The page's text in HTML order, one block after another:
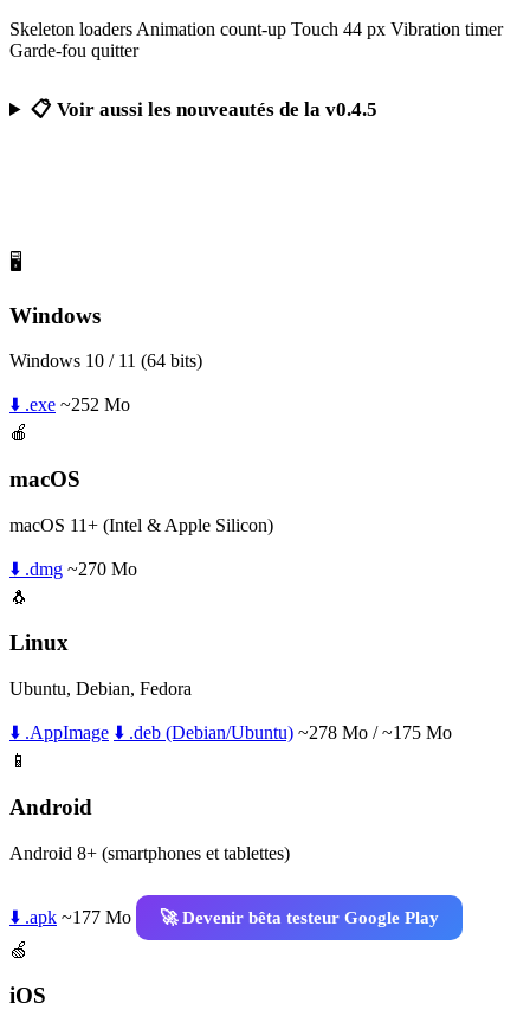
Skeleton loaders Animation count-up Touch 44 px Vibration timer
Garde-fou quitter
📋 Voir aussi les nouveautés de la v0.4.5
🖥️
Windows
Windows 10 / 11 (64 bits)
⬇️ .exe ~252 Mo
🍎
macOS
macOS 11+ (Intel & Apple Silicon)
⬇️ .dmg ~270 Mo
🐧
Linux
Ubuntu, Debian, Fedora
⬇️ .AppImage ⬇️ .deb (Debian/Ubuntu) ~278 Mo / ~175 Mo
📱
Android
Android 8+ (smartphones et tablettes)
⬇️ .apk ~177 Mo
🚀 Devenir bêta testeur Google Play
🍏
iOS